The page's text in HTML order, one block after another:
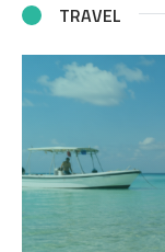
TRAVEL